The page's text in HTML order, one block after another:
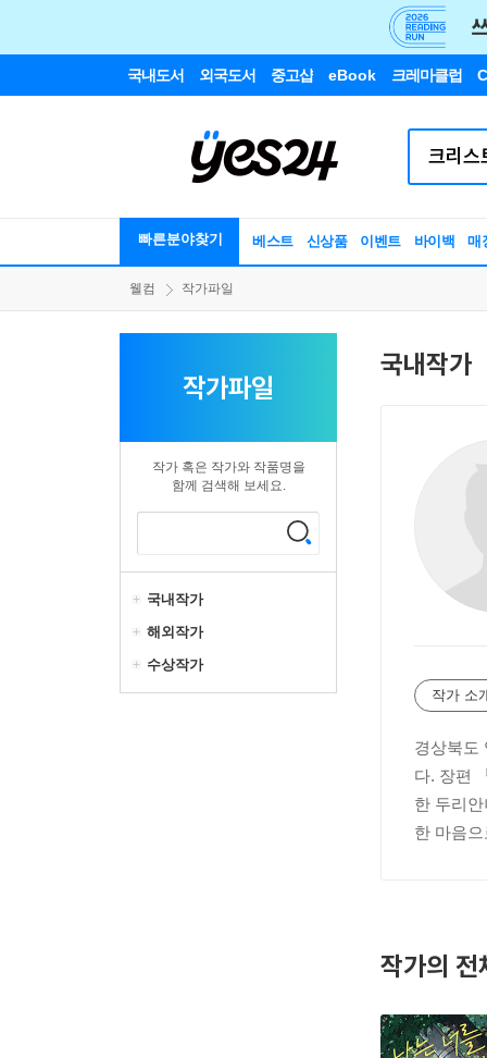
국내도서 외국도서 중고샵 eBook 크레마클럽
빠른분야찾기 베스트 신상품 이벤트 바이백 매
웰컴 작가파일
작가파일
작가 혹은 작가와 작품명을
함께 검색해 보세요.
국내작가
해외작가
수상작가
국내작가
작가 소
경상북도
다. 장편
한 두리
한 마음
작가의 전